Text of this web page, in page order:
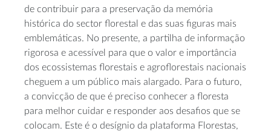
de contribuir para a preservação da memória
histórica do sector florestal e das suas figuras mais
emblemáticas. No presente, a partilha de informação
rigorosa e acessível para que o valor e importância
dos ecossistemas florestais e agroflorestais nacionais
cheguem a um público mais alargado. Para o futuro,
a convicção de que é preciso conhecer a floresta
para melhor cuidar e responder aos desafios que se
colocam. Este é o desígnio da plataforma Florestas,